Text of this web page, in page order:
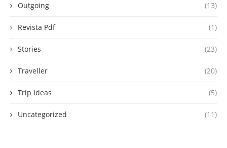
Outgoing (13)
Revista Pdf (1)
Stories (23)
Traveller (20)
Trip Ideas (5)
Uncategorized (11)